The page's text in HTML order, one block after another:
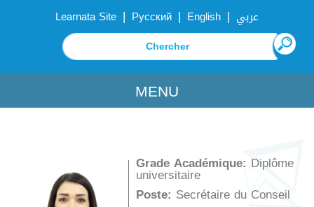
Learnata Site | Русский | English | عربي
MENU
Grade Académique: Diplôme
universitaire
Poste: Secrétaire du Conseil